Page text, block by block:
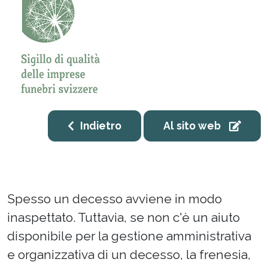
Indietro Al sito web
Spesso un decesso avviene in modo
inaspettato. Tuttavia, se non c'è un aiuto
disponibile per la gestione amministrativa
e organizzativa di un decesso, la frenesia,